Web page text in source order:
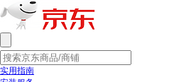
实用指南